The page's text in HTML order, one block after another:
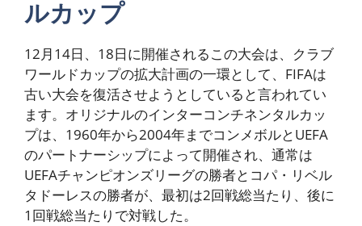
ルカップ
12月14日、18日に開催されるこの大会は、クラブ
ワールドカップの拡大計画の一環として、FIFAは
古い大会を復活させようとしていると言われてい
ます。オリジナルのインターコンチネンタルカッ
プは、1960年から2004年までコンメボルとUEFA
のパートナーシップによって開催され、通常は
UEFAチャンピオンズリーグの勝者とコパ・リベル
タドーレスの勝者が、最初は2回戦総当たり、後に
1回戦総当たりで対戦した。